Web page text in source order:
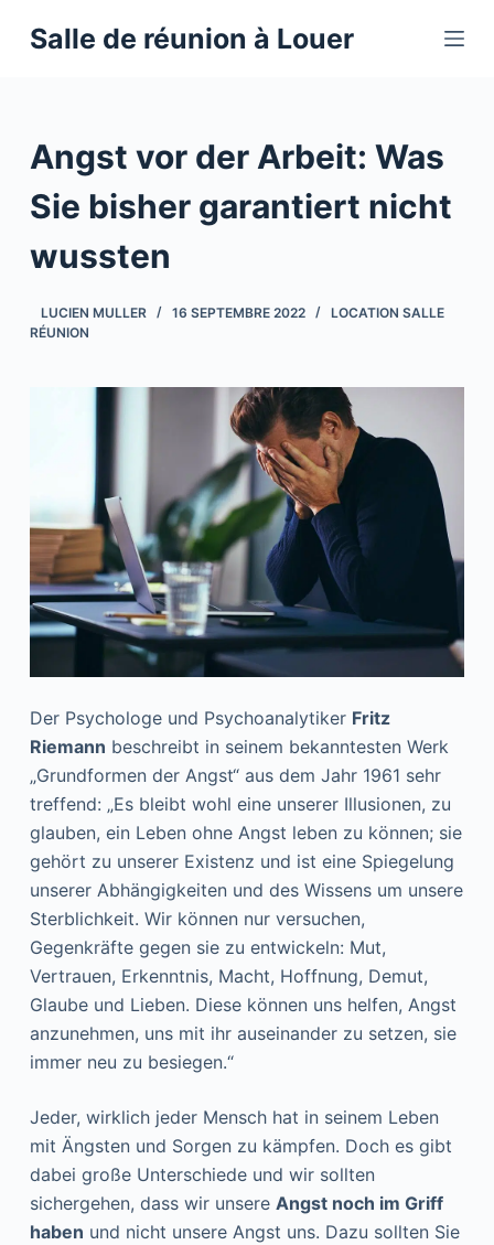
P
a
c
Salle de réunion à Louer
Angst vor der Arbeit: Was
Sie bisher garantiert nicht
wussten
LUCIEN MULLER 16 SEPTEMBRE 2022
LOCATION SALLE
RÉUNION
Der Psychologe und Psychoanalytiker Fritz
Riemann beschreibt in seinem bekanntesten Werk
„Grundformen der Angst“ aus dem Jahr 1961 sehr
treffend: „Es bleibt wohl eine unserer Illusionen, zu
glauben, ein Leben ohne Angst leben zu können; sie
gehört zu unserer Existenz und ist eine Spiegelung
unserer Abhängigkeiten und des Wissens um unsere
Sterblichkeit. Wir können nur versuchen,
Gegenkräfte gegen sie zu entwickeln: Mut,
Vertrauen, Erkenntnis, Macht, Hoffnung, Demut,
Glaube und Lieben. Diese können uns helfen, Angst
anzunehmen, uns mit ihr auseinander zu setzen, sie
immer neu zu besiegen.“
Jeder, wirklich jeder Mensch hat in seinem Leben
mit Ängsten und Sorgen zu kämpfen. Doch es gibt
dabei große Unterschiede und wir sollten
sichergehen, dass wir unsere Angst noch im Griff
haben und nicht unsere Angst uns. Dazu sollten Sie